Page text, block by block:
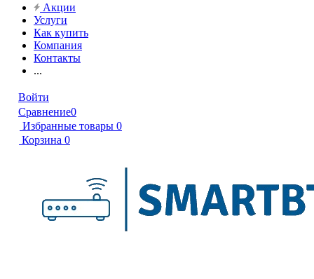
Акции
Услуги
Как купить
Компания
Контакты
...
Войти
Сравнение0
Избранные товары 0
Корзина 0